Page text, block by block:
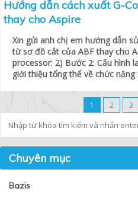
Hướng dẫn cách xuất G-
thay cho Aspire
Xin gửi anh chị em hướng dẫn
từ sơ đồ cắt của ABF thay cho
processor: 2) Bước 2: Cấu hình
giới thiệu tổng thể về chức năng
1 2 3
Chuyên mục
Bazis